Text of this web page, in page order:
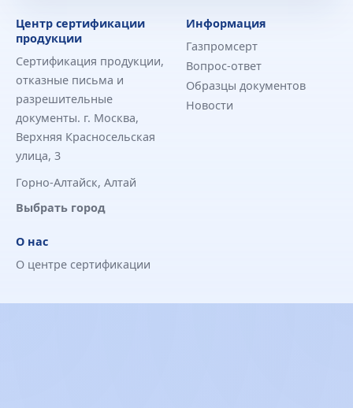
Центр сертификации
продукции
Сертификация продукции,
отказные письма и
разрешительные
документы. г. Москва,
Верхняя Красносельская
улица, 3
Горно-Алтайск, Алтай
Выбрать город
Информация
Газпромсерт
Вопрос-ответ
Образцы документов
Новости
О нас
О центре сертификации